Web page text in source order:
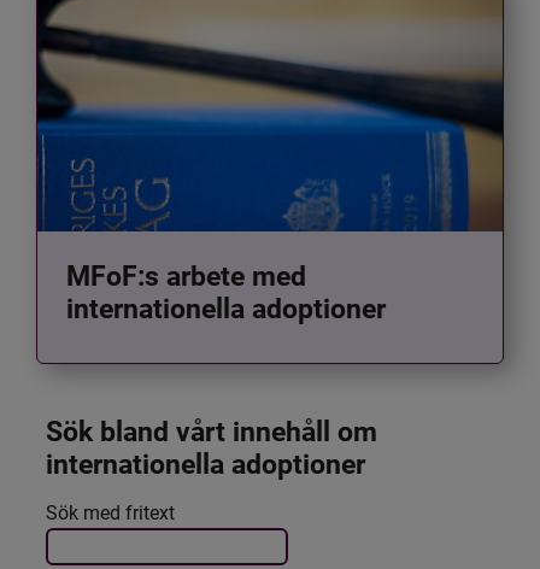
MFoF:s arbete med
internationella adoptioner
Sök bland vårt innehåll om
internationella adoptioner
Filtrera resultatet
Det här formuläret postas automatiskt
Sök med fritext